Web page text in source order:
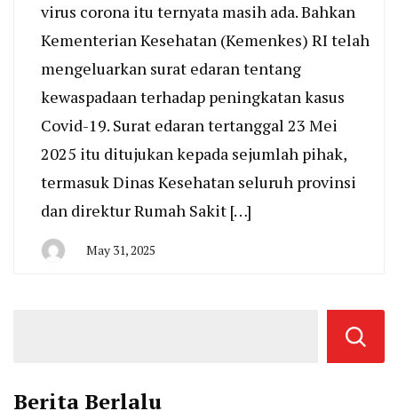
virus corona itu ternyata masih ada. Bahkan
Kementerian Kesehatan (Kemenkes) RI telah
mengeluarkan surat edaran tentang
kewaspadaan terhadap peningkatan kasus
Covid-19. Surat edaran tertanggal 23 Mei
2025 itu ditujukan kepada sejumlah pihak,
termasuk Dinas Kesehatan seluruh provinsi
dan direktur Rumah Sakit […]
May 31, 2025
Berita Berlalu